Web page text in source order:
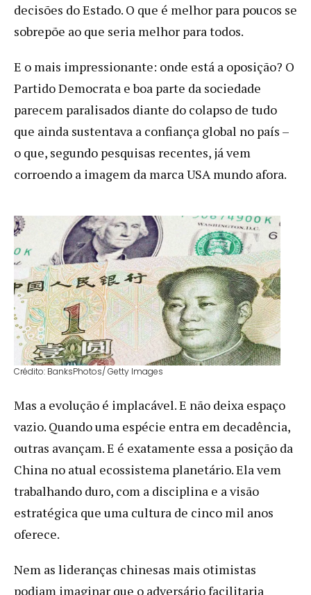
decisões do Estado. O que é melhor para poucos se
sobrepõe ao que seria melhor para todos.
E o mais impressionante: onde está a oposição? O
Partido Democrata e boa parte da sociedade
parecem paralisados diante do colapso de tudo
que ainda sustentava a confiança global no país –
o que, segundo pesquisas recentes, já vem
corroendo a imagem da marca USA mundo afora.
Crédito: BanksPhotos/ Getty Images
Mas a evolução é implacável. E não deixa espaço
vazio. Quando uma espécie entra em decadência,
outras avançam. E é exatamente essa a posição da
China no atual ecossistema planetário. Ela vem
trabalhando duro, com a disciplina e a visão
estratégica que uma cultura de cinco mil anos
oferece.
Nem as lideranças chinesas mais otimistas
podiam imaginar que o adversário facilitaria